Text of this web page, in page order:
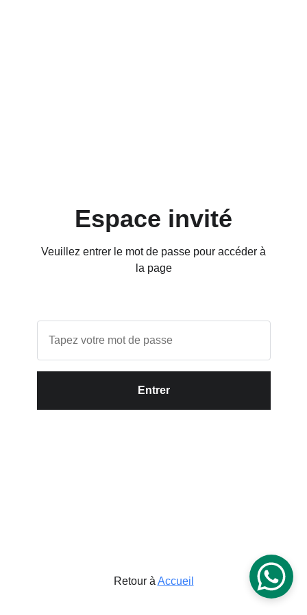
Espace invité
Veuillez entrer le mot de passe pour accéder à
la page
Entrer
Retour à Accueil